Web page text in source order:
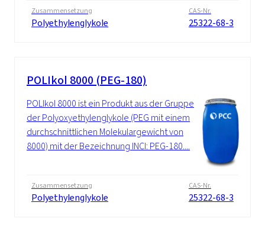
Zusammensetzung
Polyethylenglykole
CAS-Nr.
25322-68-3
POLIkol 8000 (PEG-180)
POLIkol 8000 ist ein Produkt aus der Gruppe
der Polyoxyethylenglykole (PEG mit einem
durchschnittlichen Molekulargewicht von
8000) mit der Bezeichnung INCI: PEG-180....
Zusammensetzung
Polyethylenglykole
CAS-Nr.
25322-68-3